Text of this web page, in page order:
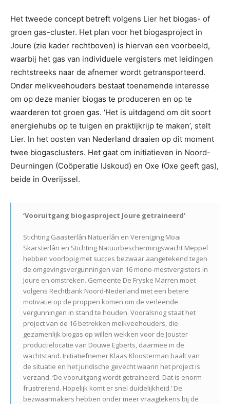
Het tweede concept betreft volgens Lier het biogas- of
groen gas-cluster. Het plan voor het biogasproject in
Joure (zie kader rechtboven) is hiervan een voorbeeld,
waarbij het gas van individuele vergisters met leidingen
rechtstreeks naar de afnemer wordt getransporteerd.
Onder melkveehouders bestaat toenemende interesse
om op deze manier biogas te produceren en op te
waarderen tot groen gas. ‘Het is uitdagend om dit soort
energiehubs op te tuigen en praktijkrijp te maken’, stelt
Lier. In het oosten van Nederland draaien op dit moment
twee biogasclusters. Het gaat om initiatieven in Noord-
Deurningen (Coöperatie IJskoud) en Oxe (Oxe geeft gas),
beide in Overijssel.
‘Vooruitgang biogasproject Joure getraineerd’
Stichting Gaasterlân Natuerlân en Vereniging Moai
Skarsterlân en Stichting Natuurbeschermingswacht Meppel
hebben voorlopig met succes bezwaar aangetekend tegen
de omgevingsvergunningen van 16 mono-mestvergisters in
Joure en omstreken. Gemeente De Fryske Marren moet
volgens Rechtbank Noord-Nederland met een betere
motivatie op de proppen komen om de verleende
vergunningen in stand te houden. Vooralsnog staat het
project van de 16 betrokken melkveehouders, die
gezamenlijk biogas op willen wekken voor de Jouster
productielocatie van Douwe Egberts, daarmee in de
wachtstand. Initiatiefnemer Klaas Kloosterman baalt van
de situatie en het juridische gevecht waarin het project is
verzand. ‘De vooruitgang wordt getraineerd. Dat is enorm
frustrerend. Hopelijk komt er snel duidelijkheid.’ De
bezwaarmakers hebben onder meer vraagtekens bij de